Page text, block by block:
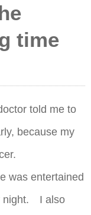
time
told me to
because my
was entertained
night. I also